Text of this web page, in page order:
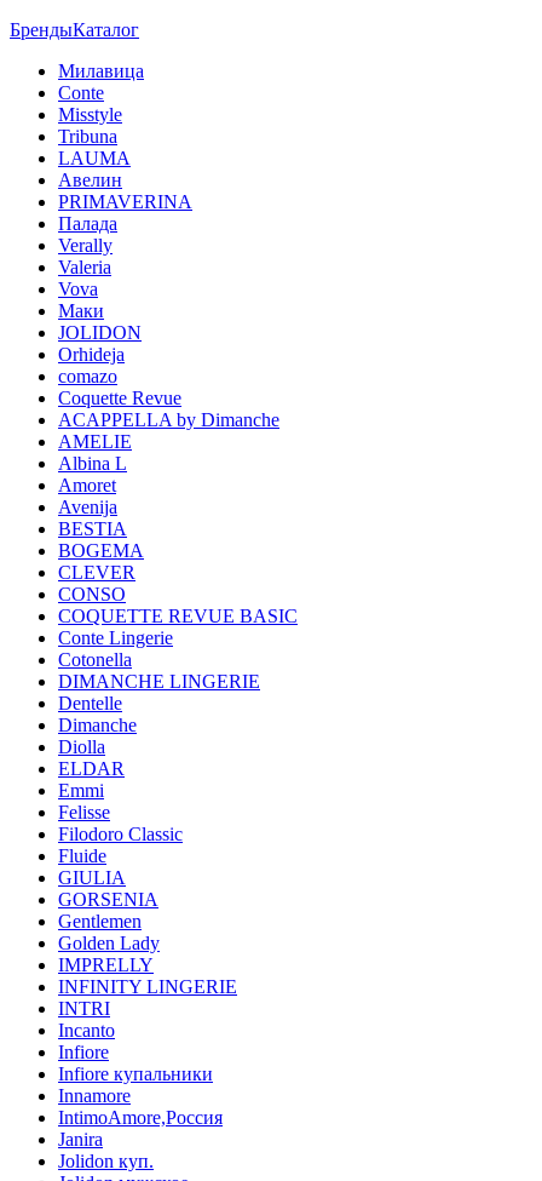
БрендыКаталог
Милавица
Conte
Misstyle
Tribuna
LAUMA
Авелин
PRIMAVERINA
Палада
Verally
Valeria
Vova
Маки
JOLIDON
Orhideja
comazo
Coquette Revue
ACAPPELLA by Dimanche
AMELIE
Albina L
Amoret
Avenija
BESTIA
BOGEMA
CLEVER
CONSO
COQUETTE REVUE BASIC
Conte Lingerie
Cotonella
DIMANCHE LINGERIE
Dentelle
Dimanche
Diolla
ELDAR
Emmi
Felisse
Filodoro Classic
Fluide
GIULIA
GORSENIA
Gentlemen
Golden Lady
IMPRELLY
INFINITY LINGERIE
INTRI
Incanto
Infiore
Infiore купальники
Innamore
IntimoAmore,Россия
Janira
Jolidon куп.